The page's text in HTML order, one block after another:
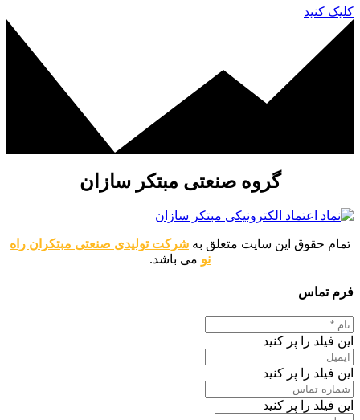
کلیک کنید
گروه صنعتی مبتکر سازان
تمام حقوق این سایت متعلق به شرکت تولیدی صنعتی مبتکران راه
نو می باشد.
فرم تماس
این فیلد را پر کنید
این فیلد را پر کنید
این فیلد را پر کنید